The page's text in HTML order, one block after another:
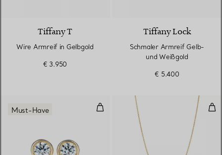
Tiffany T
Wire Armreif in Gelbgold
€ 3.950
Tiffany Lock
Schmaler Armreif Gelb-
und Weißgold
€ 5.400
Diamonds by the Yard®
Must-Have